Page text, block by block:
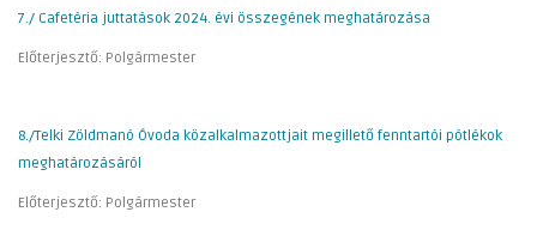
7./ Cafetéria juttatások 2024. évi összegének meghatározása
Előterjesztő: Polgármester
8./Telki Zöldmanó Óvoda közalkalmazottjait megillető fenntartói pótlékok
meghatározásáról
Előterjesztő: Polgármester